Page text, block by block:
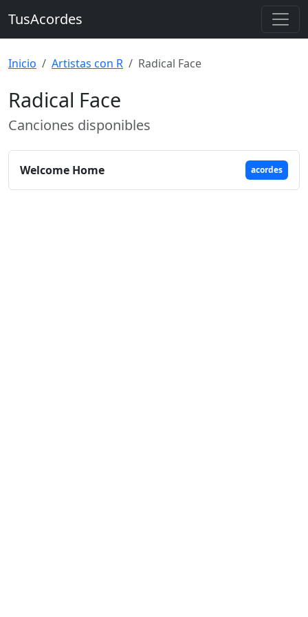
TusAcordes
Inicio Artistas con R Radical Face
Radical Face
Canciones disponibles
Welcome Home acordes